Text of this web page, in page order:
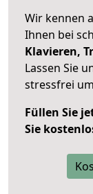
Wir kennen
Ihnen bei
Klavieren,
Lassen Sie
stressfrei
Füllen Sie
Sie